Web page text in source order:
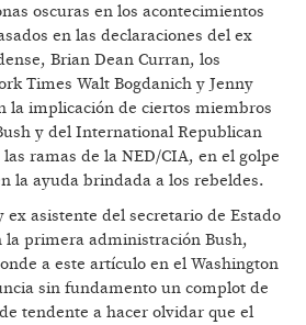
oscuras en los acontecimientos
en las declaraciones del ex
Brian Dean Curran, los
Times Walt Bogdanich y Jenny
la implicación de ciertos miembros
y del International Republican
ramas de la NED/CIA, en el golpe
la ayuda brindada a los rebeldes.
asistente del secretario de Estado
la primera administración Bush,
a este artículo en el Washington
sin fundamento un complot de
tendente a hacer olvidar que el